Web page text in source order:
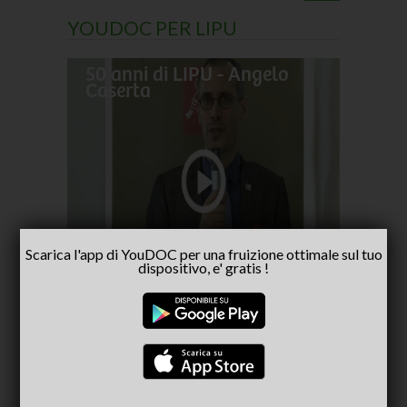
YOUDOC PER LIPU
50 anni di LIPU - Angelo
Caserta
CONSIGLIATI PER TE(ACTIVE TAB)
Scarica l'app di YouDOC per una fruizione ottimale sul tuo
dispositivo, e' gratis !